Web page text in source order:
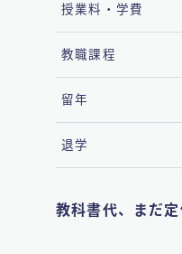
授業料・学費
教職課程
留年
退学
教科書代、まだ定